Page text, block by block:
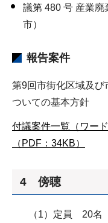
議第 480 号 産業廃
市）
報告案件
第9回市街化区域及び
ついての基本方針
付議案件一覧（ワード
（PDF：34KB）
4 傍聴
（1）定員 20名